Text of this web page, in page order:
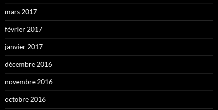
mars 2017
février 2017
janvier 2017
décembre 2016
novembre 2016
octobre 2016